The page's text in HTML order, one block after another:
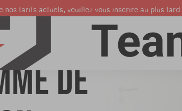
nos tarifs actuels, veuillez vous inscrire au plus tard
Entreprises &
Pros
de